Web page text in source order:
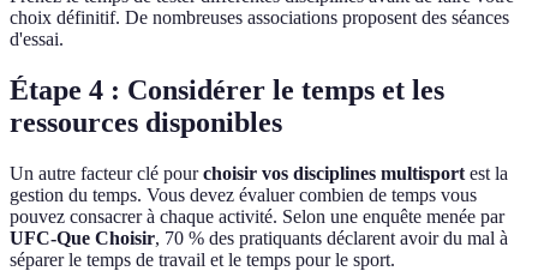
choix définitif. De nombreuses associations proposent des séances
d'essai.
Étape 4 : Considérer le temps et les
ressources disponibles
Un autre facteur clé pourchoisir vos disciplines multisport est la
gestion du temps. Vous devez évaluer combien de temps vous
pouvez consacrer à chaque activité. Selon une enquête menée par
UFC-Que Choisir, 70 % des pratiquants déclarent avoir du mal à
séparer le temps de travail et le temps pour le sport.